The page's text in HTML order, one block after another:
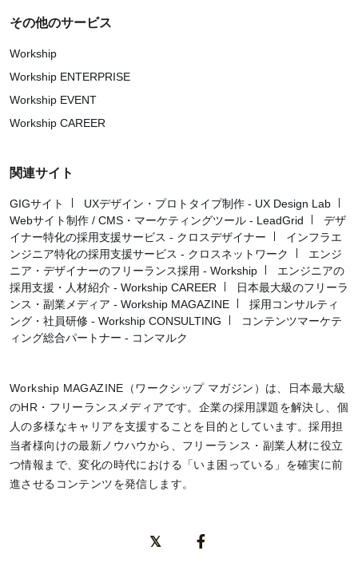
その他のサービス
Workship
Workship ENTERPRISE
Workship EVENT
Workship CAREER
関連サイト
GIGサイト
UXデザイン・プロトタイプ制作 - UX Design Lab
Webサイト制作 / CMS・マーケティングツール - LeadGrid
デザ
イナー特化の採用支援サービス - クロスデザイナー
インフラエ
ンジニア特化の採用支援サービス - クロスネットワーク
エンジ
ニア・デザイナーのフリーランス採用 - Workship
エンジニアの
採用支援・人材紹介 - Workship CAREER
日本最大級のフリーラ
ンス・副業メディア - Workship MAGAZINE
採用コンサルティ
ング・社員研修 - Workship CONSULTING
コンテンツマーケテ
ィング総合パートナー - コンマルク
Workship MAGAZINE（ワークシップ マガジン）は、日本最大級
のHR・フリーランスメディアです。企業の採用課題を解決し、個
人の多様なキャリアを支援することを目的としています。採用担
当者様向けの最新ノウハウから、フリーランス・副業人材に役立
つ情報まで、変化の時代における「いま困っている」を確実に前
進させるコンテンツを発信します。